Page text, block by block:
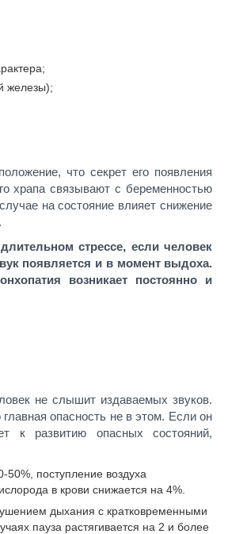
железы);
что секрет его появления
храпа связывают с беременностью
на состояние влияет снижение
стрессе, если человек
появляется и в момент выдоха.
возникает постоянно и
не слышит издаваемых звуков.
опасность не в этом. Если он
к развитию опасных состояний,
поступление воздуха
в крови снижается на 4%.
дыхания с кратковременными
пауза растягивается на 2 и более